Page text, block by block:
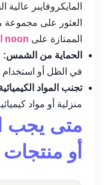
المايكروفايبر
العثور على مجموعة
الممتازة على noon الإمارات
الحماية من الشمس:
في الظل أو
تجنب المواد
منزلية أو مواد
متى يجب
أو